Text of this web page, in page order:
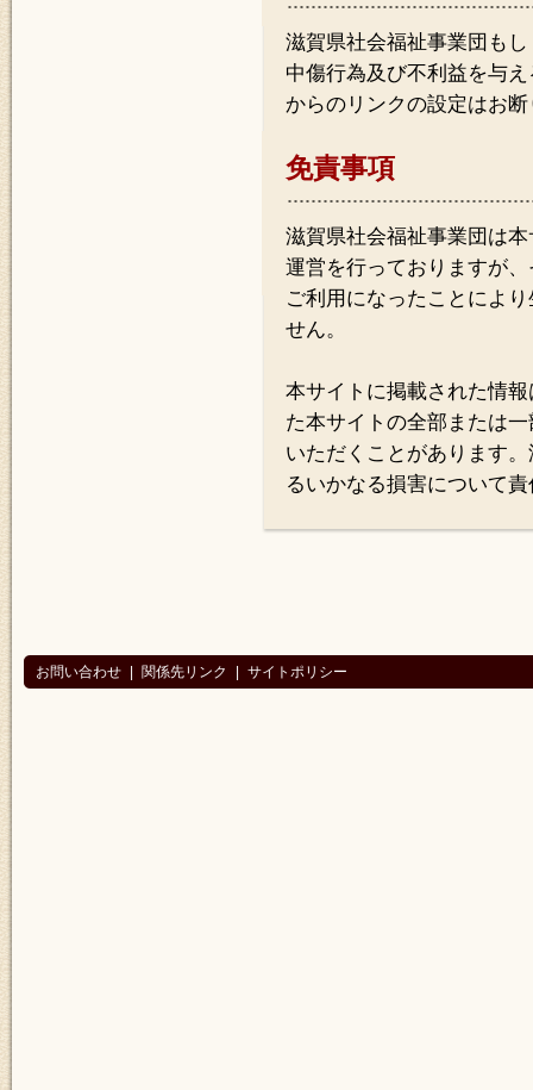
滋賀県社会福祉事業団も
中傷行為及び不利益を与
からのリンクの設定はお
免責事項
滋賀県社会福祉事業団は
運営を行っておりますが
ご利用になったことによ
せん。
本サイトに掲載された情
た本サイトの全部または
いただくことがあります
るいかなる損害について
お問い合わせ 関係先リンク サイトポリシー